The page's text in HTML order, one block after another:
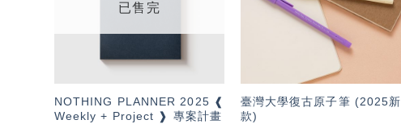
已售完
NOTHING PLANNER 2025 ❰
Weekly + Project ❱ 專案計畫
臺灣大學復古原子筆 (2025新
款)